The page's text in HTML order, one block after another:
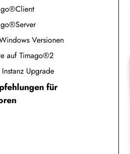
Versionen
auf Timago®2
Instanz Upgrade
für